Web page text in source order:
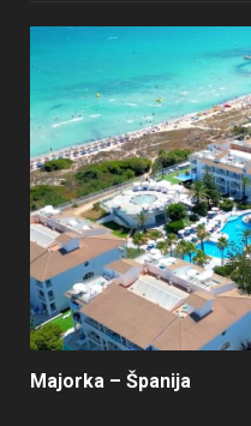
Majorka – Španija